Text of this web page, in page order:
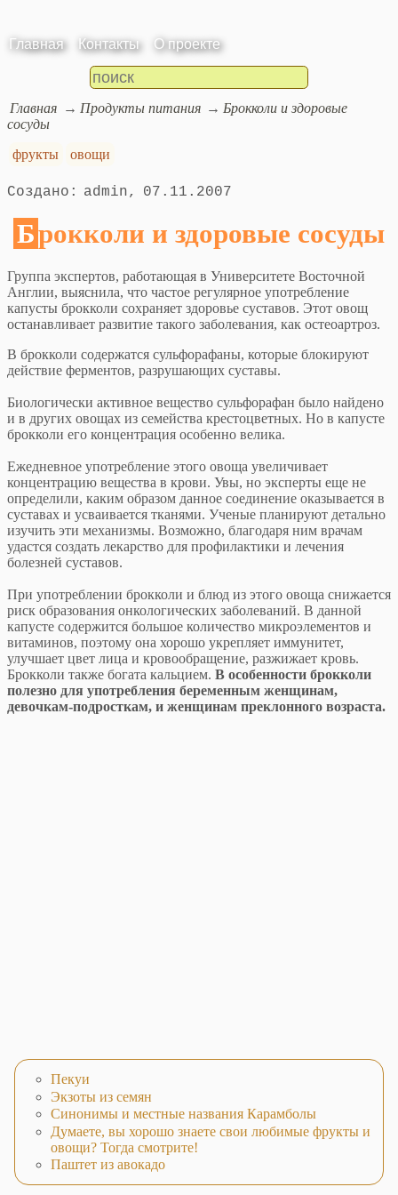
Главная Контакты О проекте
Главная Продукты питания
Брокколи и здоровые
сосуды
фрукты
овощи
admin 07.11.2007
Брокколи и здоровые сосуды
Группа экспертов, работающая в Университете Восточной
Англии, выяснила, что частое регулярное употребление
капусты брокколи сохраняет здоровье суставов. Этот овощ
останавливает развитие такого заболевания, как остеоартроз.
В брокколи содержатся сульфорафаны, которые блокируют
действие ферментов, разрушающих суставы.
Биологически активное вещество сульфорафан было найдено
и в других овощах из семейства крестоцветных. Но в капусте
брокколи его концентрация особенно велика.
Ежедневное употребление этого овоща увеличивает
концентрацию вещества в крови. Увы, но эксперты еще не
определили, каким образом данное соединение оказывается в
суставах и усваивается тканями. Ученые планируют детально
изучить эти механизмы. Возможно, благодаря ним врачам
удастся создать лекарство для профилактики и лечения
болезней суставов.
При употреблении брокколи и блюд из этого овоща снижается
риск образования онкологических заболеваний. В данной
капусте содержится большое количество микроэлементов и
витаминов, поэтому она хорошо укрепляет иммунитет,
улучшает цвет лица и кровообращение, разжижает кровь.
Брокколи также богата кальцием. В особенности брокколи
полезно для употребления беременным женщинам,
девочкам-подросткам, и женщинам преклонного возраста.
Пекуи
Экзоты из семян
Синонимы и местные названия Карамболы
Думаете, вы хорошо знаете свои любимые фрукты и
овощи? Тогда смотрите!
Паштет из авокадо